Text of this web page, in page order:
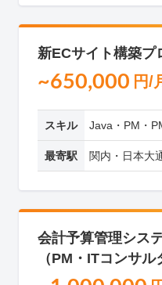
新ECサイト構築プ
~650,000 円/
スキル Java・PM・
最寄駅 関内・日本大
会計予算管理シス
（PM・ITコンサル